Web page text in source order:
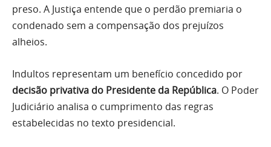
preso. A Justiça entende que o perdão premiaria o
condenado sem a compensação dos prejuízos
alheios.
Indultos representam um benefício concedido por
decisão privativa do Presidente da República. O Poder
Judiciário analisa o cumprimento das regras
estabelecidas no texto presidencial.